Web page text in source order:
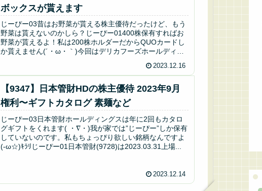
ボックスが貰えます
じーぴー03昔はお野菜が貰える株主優待だったけど、もう
野菜は貰えないのかしら？じーぴー01400株保有すればお
野菜が貰えるよ！私は200株ホルダーだからQUOカードし
か貰えません(´・ω・｀)今回はデリカフーズホールディン
2023.12.16
【9347】日本管財HDの株主優待 2023年9月
権利〜ギフトカタログ 素麺など
じーぴー03日本管財ホールディングスは年に2回もカタロ
グギフトをくれます( ・∇・)我が家では”じーぴー”しか保有
していないのです。私もちょっぴり欲しい銘柄なんですよ
(-ω☆)ｷﾗﾘじーぴー01日本管財(9728)は2023.03.31上場...
2023.12.14